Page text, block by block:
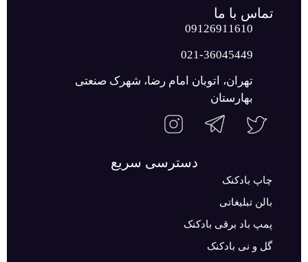
تماس با ما
09126911610
021-36045449
تهران، اتوبان امام رضا، شهرک صنعتی
بهارستان
دسترسی سریع
چاپ بادکنک
بالن تبلیغاتی
پمپ باد برقی بادکنک
گل و نی بادکنک